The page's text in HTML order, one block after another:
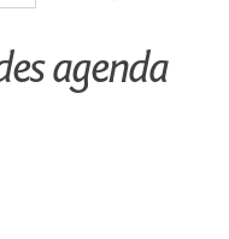
agenda